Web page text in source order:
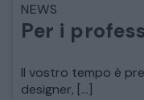
NEWS
Per i
Il vostro tempo è
designer, […]